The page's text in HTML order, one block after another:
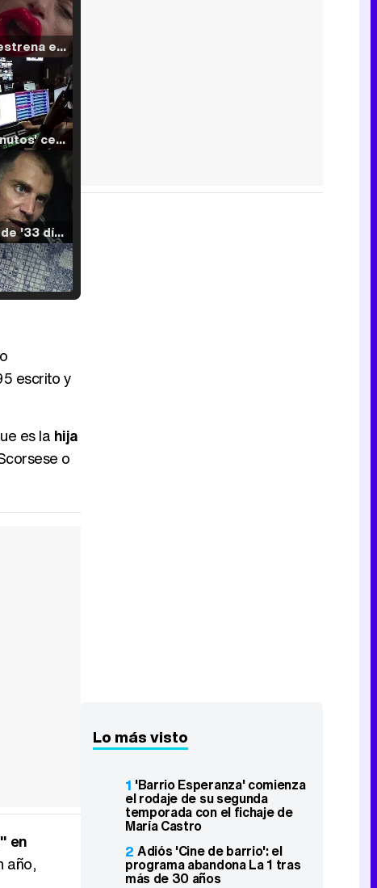
Filmin estrena el tráiler de 'Millennial Mal', su nueva comedia universitaria de la mano de Lorena Iglesias
'120 Minutos' celebra sus 2.000 programas en Telemadrid con un vídeo del día a día en la redacción
Tráiler de '33 días', la nueva serie de Atresplayer con Julián Villagrán y José Manuel Poga
Canción ganadora de Eurovisión 2026: DARA con "Bangaranga" por Bulgaria
escrito y
es la hija
o
en
año,
Lo más visto
1 'Barrio Esperanza' comienza
el rodaje de su segunda
temporada con el fichaje de
María Castro
2 Adiós 'Cine de barrio': el
programa abandona La 1 tras
más de 30 años